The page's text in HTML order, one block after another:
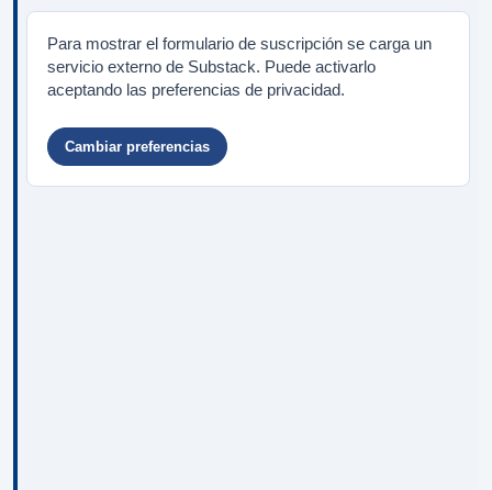
Para mostrar el formulario de suscripción se carga un
servicio externo de Substack. Puede activarlo
aceptando las preferencias de privacidad.
Cambiar preferencias